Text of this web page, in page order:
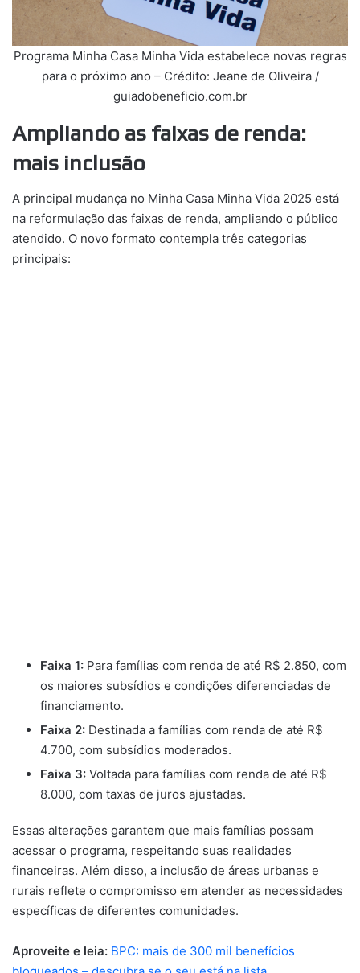
Programa Minha Casa Minha Vida estabelece novas regras
para o próximo ano – Crédito: Jeane de Oliveira /
guiadobeneficio.com.br
Ampliando as faixas de renda:
mais inclusão
A principal mudança no Minha Casa Minha Vida 2025 está
na reformulação das faixas de renda, ampliando o público
atendido. O novo formato contempla três categorias
principais:
Faixa 1: Para famílias com renda de até R$ 2.850, com
os maiores subsídios e condições diferenciadas de
financiamento.
Faixa 2: Destinada a famílias com renda de até R$
4.700, com subsídios moderados.
Faixa 3: Voltada para famílias com renda de até R$
8.000, com taxas de juros ajustadas.
Essas alterações garantem que mais famílias possam
acessar o programa, respeitando suas realidades
financeiras. Além disso, a inclusão de áreas urbanas e
rurais reflete o compromisso em atender as necessidades
específicas de diferentes comunidades.
Aproveite e leia: BPC: mais de 300 mil benefícios